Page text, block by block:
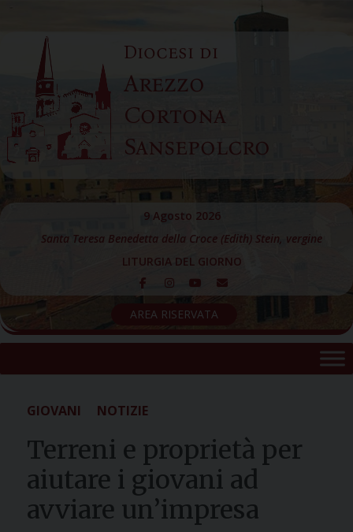
content
Diocesi di
Arezzo
Cortona
Sansepolcro
9 Agosto 2026
Santa Teresa Benedetta della Croce (Edith) Stein, vergine
LITURGIA DEL GIORNO
AREA RISERVATA
GIOVANI NOTIZIE
Terreni e proprietà per
aiutare i giovani ad
avviare un’impresa